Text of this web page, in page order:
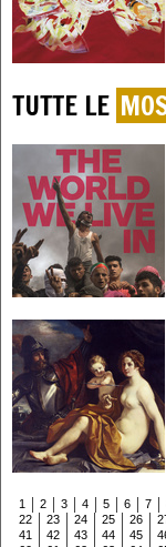
TUTTE LE
1 2 3 4 5 6 7
22
23 24 25 26
41
42 43 44 45